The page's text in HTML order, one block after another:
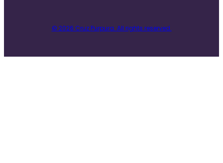
© 2026 Cruz Purpura. All rights reserved.